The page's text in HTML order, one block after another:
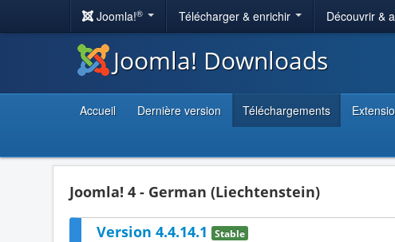
Joomla!® Télécharger & enrichir Découvrir &
Joomla! Downloads
Accueil Dernière version Téléchargements
Joomla! 4 - German (Liechtenstein)
Version 4.4.14.1 Stable